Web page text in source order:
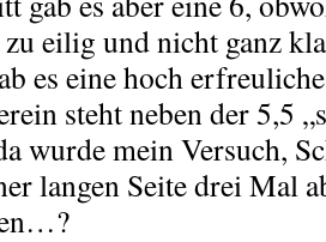
eilig und nicht ganz
es eine hoch
steht neben der 5,5
wurde mein Versuch,
langen Seite drei Mal